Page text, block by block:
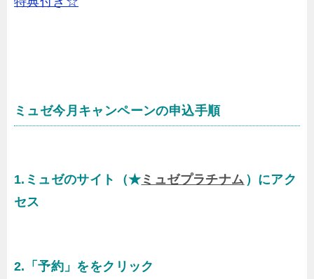
ミュゼ今月キャンペーンの申込手順
1.ミュゼのサイト（★ ミュゼプラチナム ）にアク
セス
2.「予約」ををクリック